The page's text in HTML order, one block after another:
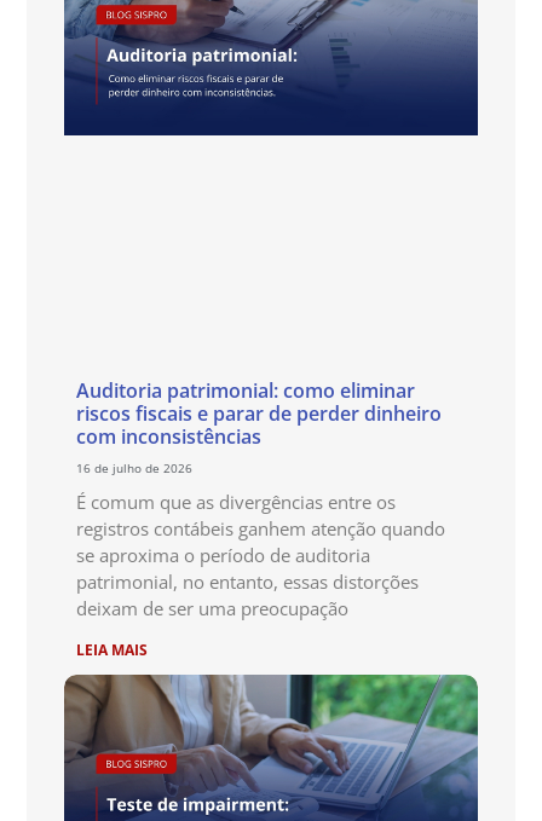
Auditoria patrimonial: como eliminar
riscos fiscais e parar de perder dinheiro
com inconsistências
16 de julho de 2026
É comum que as divergências entre os
registros contábeis ganhem atenção quando
se aproxima o período de auditoria
patrimonial, no entanto, essas distorções
deixam de ser uma preocupação
LEIA MAIS